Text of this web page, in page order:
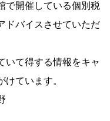
で開催している個別税
ドバイスさせていただ
いて得する情報をキャ
ています。